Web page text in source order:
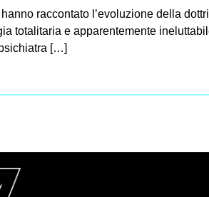
raccontato l’evoluzione della
totalitaria e apparentemente
[…]